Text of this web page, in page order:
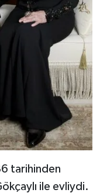
tarihinden
ile evliydi.